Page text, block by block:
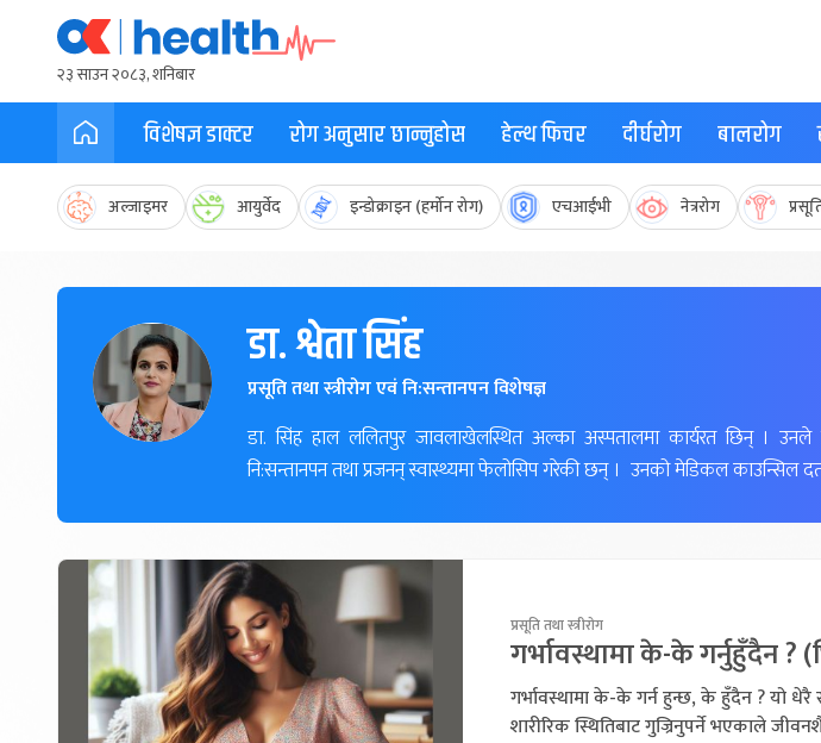
२३ साउन २०८३, शनिबार
विशेषज्ञ डाक्टर रोग अनुसार छान्नुहोस हेल्थ फिचर दीर्घरोग बालरोग
अल्जाइमर आयुर्वेद इन्डोक्राइन (हर्मोन रोग) एचआईभी नेत्ररोग
डा. श्वेता सिंह
प्रसूति तथा स्त्रीरोग एवं नि:सन्तानपन विशेषज्ञ
डा. सिंह हाल ललितपुर जावलाखेलस्थित अल्का अस्पतालमा कार्यरत छिन् । उनले
नि:सन्तानपन तथा प्रजनन् स्वास्थ्यमा फेलोसिप गरेकी छन् । उनको मेडिकल काउन्सिल
प्रसूति तथा स्त्रीरोग
गर्भावस्थामा के-के गर्नुहुँदैन ?
गर्भावस्थामा के-के गर्न हुन्छ, के हुँदैन ? यो धेरै
शारीरिक स्थितिबाट गुज्रिनुपर्ने भएकाले